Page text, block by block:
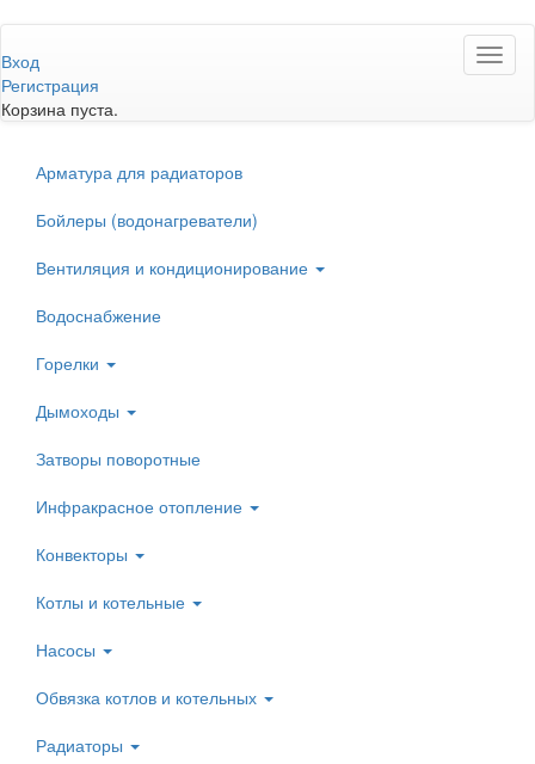
к
основному
содержанию
Вход
Регистрация
Корзина пуста.
Арматура для радиаторов
Бойлеры (водонагреватели)
Вентиляция и кондиционирование
Водоснабжение
Горелки
Дымоходы
Затворы поворотные
Инфракрасное отопление
Конвекторы
Котлы и котельные
Насосы
Обвязка котлов и котельных
Радиаторы